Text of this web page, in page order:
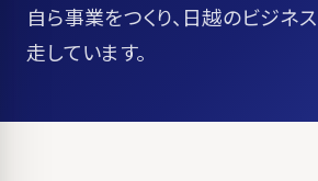
自ら事業をつくり、日越のビジネ
走しています。